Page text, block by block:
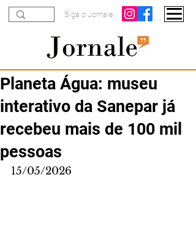
Siga o Jornale
Planeta Água: museu
interativo da Sanepar já
recebeu mais de 100 mil
pessoas
15/05/2026